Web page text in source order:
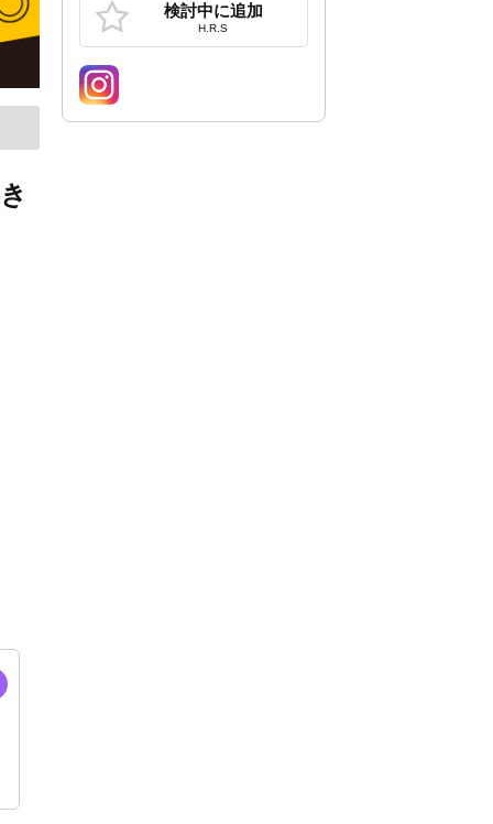
検討中に追加
H.R.S